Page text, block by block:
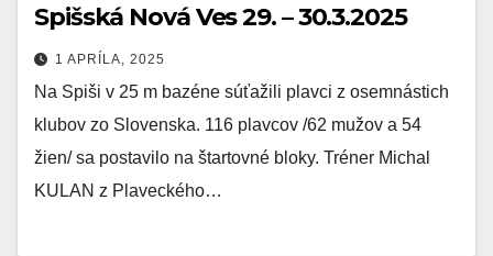
Spišská Nová Ves 29. – 30.3.2025
1 APRÍLA, 2025
Na Spiši v 25 m bazéne súťažili plavci z osemnástich
klubov zo Slovenska. 116 plavcov /62 mužov a 54
žien/ sa postavilo na štartovné bloky. Tréner Michal
KULAN z Plaveckého…